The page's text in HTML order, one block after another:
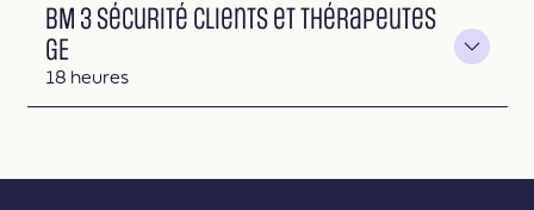
BM 3 Sécurité clients et thérapeutes
GE
Durée
18 heures